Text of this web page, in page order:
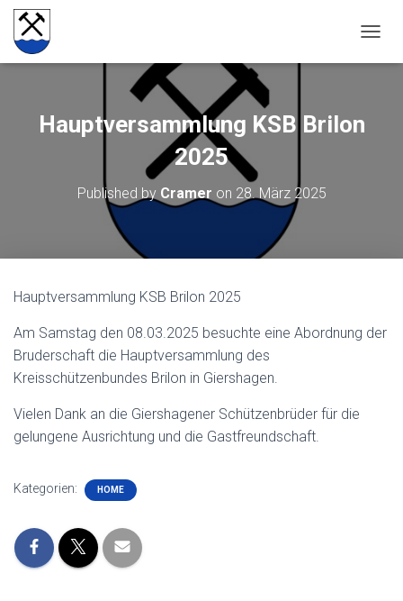
Hauptversammlung KSB Brilon
2025
Published by Cramer on 28. März 2025
Hauptversammlung KSB Brilon 2025
Am Samstag den 08.03.2025 besuchte eine Abordnung der
Bruderschaft die Hauptversammlung des
Kreisschützenbundes Brilon in Giershagen.
Vielen Dank an die Giershagener Schützenbrüder für die
gelungene Ausrichtung und die Gastfreundschaft.
Kategorien: HOME